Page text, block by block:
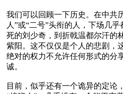
我们可以回顾一下历史。在中共
人”或“二号”头衔的人，下场几
死的刘少奇，到折戟温都尔汗的
紫阳。这不仅仅是个人的悲剧，
绝对的权力不允许任何形式的分
诚。
目前，似乎还有一个诡异的定论